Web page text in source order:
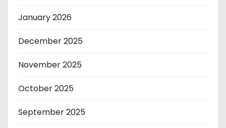
January 2026
December 2025
November 2025
October 2025
September 2025